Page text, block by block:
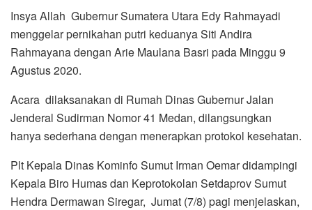
Insya Allah Gubernur Sumatera Utara Edy Rahmayadi
menggelar pernikahan putri keduanya Siti Andira
Rahmayana dengan Arie Maulana Basri pada Minggu 9
Agustus 2020.
Acara dilaksanakan di Rumah Dinas Gubernur Jalan
Jenderal Sudirman Nomor 41 Medan, dilangsungkan
hanya sederhana dengan menerapkan protokol kesehatan.
Plt Kepala Dinas Kominfo Sumut Irman Oemar didampingi
Kepala Biro Humas dan Keprotokolan Setdaprov Sumut
Hendra Dermawan Siregar, Jumat (7/8) pagi menjelaskan,